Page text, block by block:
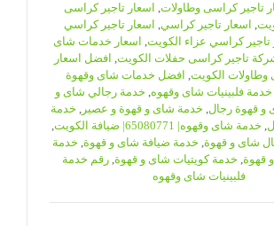
تاجير كراسى وطاولات, اسعار تاجير كراسى
, اسعار تاجير كراسي, اسعار تاجير كراسي
تاجير كراسي عزاء الكويت, اسعار خدمات شاى
تاجير كراسى حفلات الكويت, افضل اسعار
وطاولات الكويت, افضل خدمات شاى وقهوة
فلبينيات شاى وقهوه, خدمة رجالي شاى و
و قهوة رجال, خدمة شاى و قهوة و عصير, خدمة
, خدمة شاى وقهوه| 65080771| ضيافة الكويت
,
شاى و قهوة, خدمة ضيافة شاى و قهوة, خدمة
قهوة, خدمة كويتيات شاى و قهوة, رقم خدمة
فلبينيات شاى وقهوه